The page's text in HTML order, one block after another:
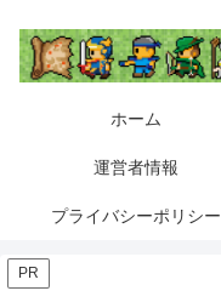
ホーム
運営者情報
プライバシーポリシー
PR